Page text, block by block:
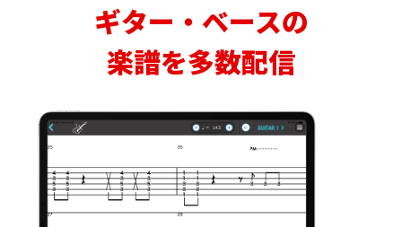
ギター・ベースの
楽譜を多数配信